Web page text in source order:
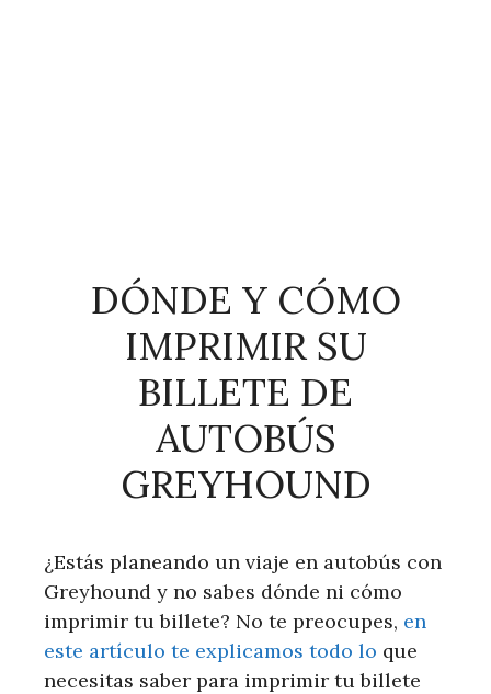
DÓNDE Y CÓMO
IMPRIMIR SU
BILLETE DE
AUTOBÚS
GREYHOUND
¿Estás planeando un viaje en autobús con
Greyhound y no sabes dónde ni cómo
imprimir tu billete? No te preocupes, en
este artículo te explicamos todo lo que
necesitas saber para imprimir tu billete